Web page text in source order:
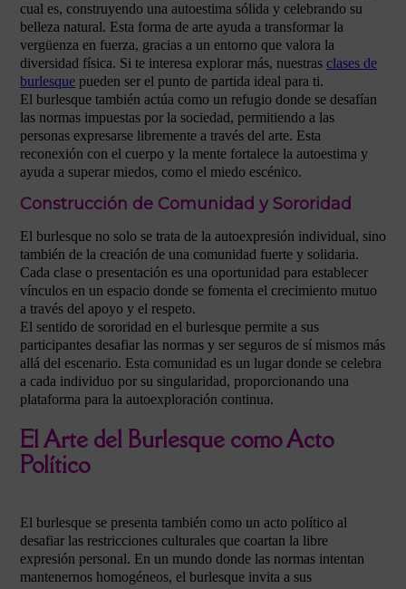
cual es, construyendo una autoestima sólida y celebrando su
belleza natural. Esta forma de arte ayuda a transformar la
vergüenza en fuerza, gracias a un entorno que valora la
diversidad física. Si te interesa explorar más, nuestras clases de
burlesque pueden ser el punto de partida ideal para ti.
El burlesque también actúa como un refugio donde se desafían
las normas impuestas por la sociedad, permitiendo a las
personas expresarse libremente a través del arte. Esta
reconexión con el cuerpo y la mente fortalece la autoestima y
ayuda a superar miedos, como el miedo escénico.
Construcción de Comunidad y Sororidad
El burlesque no solo se trata de la autoexpresión individual, sino
también de la creación de una comunidad fuerte y solidaria.
Cada clase o presentación es una oportunidad para establecer
vínculos en un espacio donde se fomenta el crecimiento mutuo
a través del apoyo y el respeto.
El sentido de sororidad en el burlesque permite a sus
participantes desafiar las normas y ser seguros de sí mismos más
allá del escenario. Esta comunidad es un lugar donde se celebra
a cada individuo por su singularidad, proporcionando una
plataforma para la autoexploración continua.
El Arte del Burlesque como Acto
Político
El burlesque se presenta también como un acto político al
desafiar las restricciones culturales que coartan la libre
expresión personal. En un mundo donde las normas intentan
mantenernos homogéneos, el burlesque invita a sus